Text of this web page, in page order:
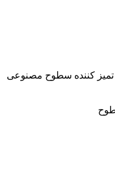
کننده سطوح مصنوعی